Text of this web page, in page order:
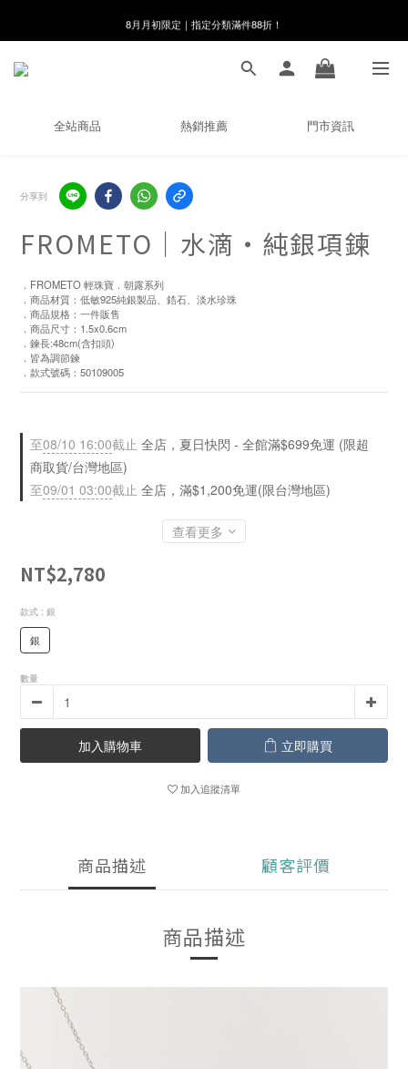
8月月初限定｜指定分類滿件88折！
8月月初限定｜指定分類滿件88折！
線在，好事發生｜祈願新品 第2件享9折
全站商品 熱銷推薦 門市資訊
分享到
FROMETO｜水滴・純銀項鍊
．FROMETO 輕珠寶．朝露系列
．商品材質：低敏925純銀製品、鋯石、淡水珍珠
．商品規格：一件販售
．商品尺寸：1.5x0.6cm
．鍊長:48cm(含扣頭)
．皆為調節鍊
．款式號碼：50109005
至08/10 16:00截止 全店，夏日快閃 - 全館滿$699免運 (限超
商取貨/台灣地區)
至09/01 03:00截止 全店，滿$1,200免運(限台灣地區)
查看更多
NT$2,780
款式 : 銀
銀
數量
加入購物車 立即購買
加入追蹤清單
商品描述 顧客評價
商品描述